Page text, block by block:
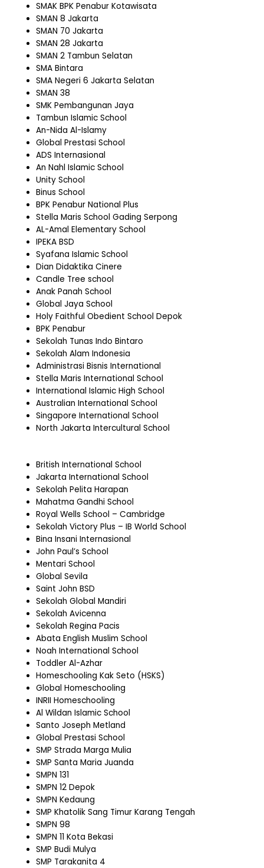
SMAK BPK Penabur Kotawisata
SMAN 8 Jakarta
SMAN 70 Jakarta
SMAN 28 Jakarta
SMAN 2 Tambun Selatan
SMA Bintara
SMA Negeri 6 Jakarta Selatan
SMAN 38
SMK Pembangunan Jaya
Tambun Islamic School
An-Nida Al-Islamy
Global Prestasi School
ADS Internasional
An Nahl Islamic School
Unity School
Binus School
BPK Penabur National Plus
Stella Maris School Gading Serpong
AL-Amal Elementary School
IPEKA BSD
Syafana Islamic School
Dian Didaktika Cinere
Candle Tree school
Anak Panah School
Global Jaya School
Holy Faithful Obedient School Depok
BPK Penabur
Sekolah Tunas Indo Bintaro
Sekolah Alam Indonesia
Administrasi Bisnis International
Stella Maris International School
International Islamic High School
Australian International School
Singapore International School
North Jakarta Intercultural School
British International School
Jakarta International School
Sekolah Pelita Harapan
Mahatma Gandhi School
Royal Wells School – Cambridge
Sekolah Victory Plus – IB World School
Bina Insani Internasional
John Paul’s School
Mentari School
Global Sevila
Saint John BSD
Sekolah Global Mandiri
Sekolah Avicenna
Sekolah Regina Pacis
Abata English Muslim School
Noah International School
Toddler Al-Azhar
Homeschooling Kak Seto (HSKS)
Global Homeschooling
INRII Homeschooling
Al Wildan Islamic School
Santo Joseph Metland
Global Prestasi School
SMP Strada Marga Mulia
SMP Santa Maria Juanda
SMPN 131
SMPN 12 Depok
SMPN Kedaung
SMP Khatolik Sang Timur Karang Tengah
SMPN 98
SMPN 11 Kota Bekasi
SMP Budi Mulya
SMP Tarakanita 4